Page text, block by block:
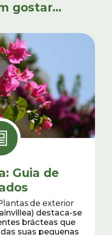
gostar...
Guia de
de exterior
destaca-se
brácteas que
suas pequenas